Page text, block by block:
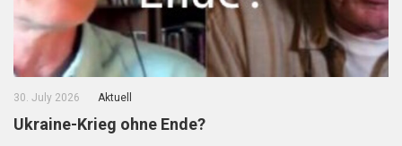
30. July 2026 Aktuell
Ukraine-Krieg ohne Ende?